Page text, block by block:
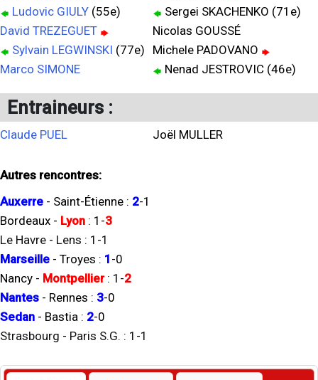
Ludovic GIULY (55e)
David TREZEGUET
Sylvain LEGWINSKI (77e)
Marco SIMONE
Sergei SKACHENKO (71e)
Nicolas GOUSSÉ
Michele PADOVANO
Nenad JESTROVIC (46e)
Entraineurs :
Claude PUEL Joël MULLER
Autres rencontres:
Auxerre - Saint-Étienne : 2-1
Bordeaux - Lyon : 1 -3
Le Havre - Lens : 1 -1
Marseille - Troyes : 1 -0
Nancy - Montpellier: 1 -2
Nantes - Rennes : 3-0
Sedan - Bastia : 2-0
Strasbourg - Paris S.G. : 1 -1